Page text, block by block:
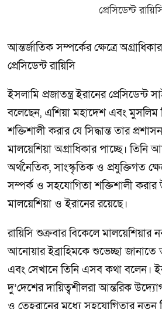
আন্তর্জাতিক সম্পর্কের ক্ষেত্রে
প্রেসিডেন্ট রায়িসি
ইসলামি প্রজাতন্ত্র ইরানের প্রেসিডেন্ট
বলেছেন, এশিয়া মহাদেশ এবং মুসলিম
শক্তিশালী করার যে সিদ্ধান্ত তার
মালয়েশিয়া অগ্রাধিকার পাচ্ছে। তিনি
অর্থনৈতিক, সাংস্কৃতিক ও প্রযুক্তিগত
সম্পর্ক ও সহযোগিতা শক্তিশালী করার
মালয়েশিয়া ও ইরানের রয়েছে।
রায়িসি শুক্রবার বিকেলে মালয়েশিয়ার
আনোয়ার ইব্রাহিমকে শুভেচ্ছা
এবং সেখানে তিনি এসব কথা বলেন।
দু’দেশের দায়িত্বশীলরা আন্তরিক